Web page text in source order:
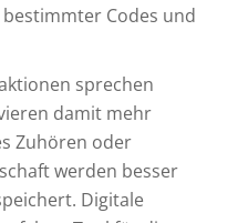
Codes und
sprechen
damit mehr
Zuhören oder
werden besser
Digitale